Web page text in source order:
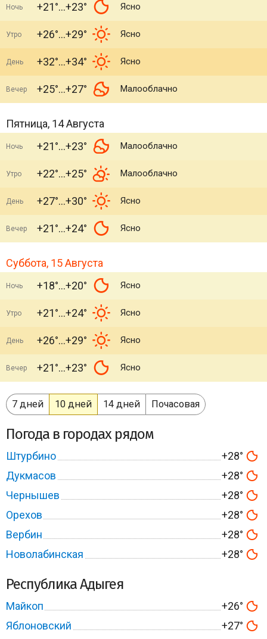
Ночь +21° +23° Ясно
Утро +26° +29° Ясно
День +32° +34° Ясно
Вечер +25° +27° Малооблачно
Пятница, 14 Августа
Ночь +21° +23° Малооблачно
Утро +22° +25° Малооблачно
День +27° +30° Ясно
Вечер +21° +24° Ясно
Суббота, 15 Августа
Ночь +18° +20° Ясно
Утро +21° +24° Ясно
День +26° +29° Ясно
Вечер +21° +23° Ясно
7 дней 10 дней 14 дней Почасовая
Погода в городах рядом
Штурбино
+28°
Дукмасов
+28°
Чернышев
+28°
Орехов
+28°
Вербин
+28°
Новолабинская
+28°
Республика Адыгея
Майкоп
+26°
Яблоновский
+27°